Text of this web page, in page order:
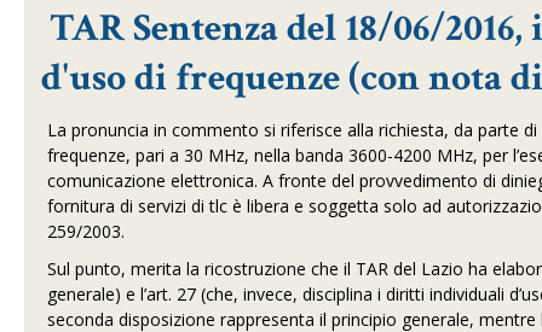
TAR Sentenza del 18/06/
d'uso di frequenze (con nota
La pronuncia in commento si riferisce alla richiesta, da parte
frequenze, pari a 30 MHz, nella banda 3600-4200 MHz, per
comunicazione elettronica. A fronte del provvedimento di
fornitura di servizi di tlc è libera e soggetta solo ad
259/2003.
Sul punto, merita la ricostruzione che il TAR del Lazio ha
generale) e l’art. 27 (che, invece, disciplina i diritti individuali
seconda disposizione rappresenta il principio generale,